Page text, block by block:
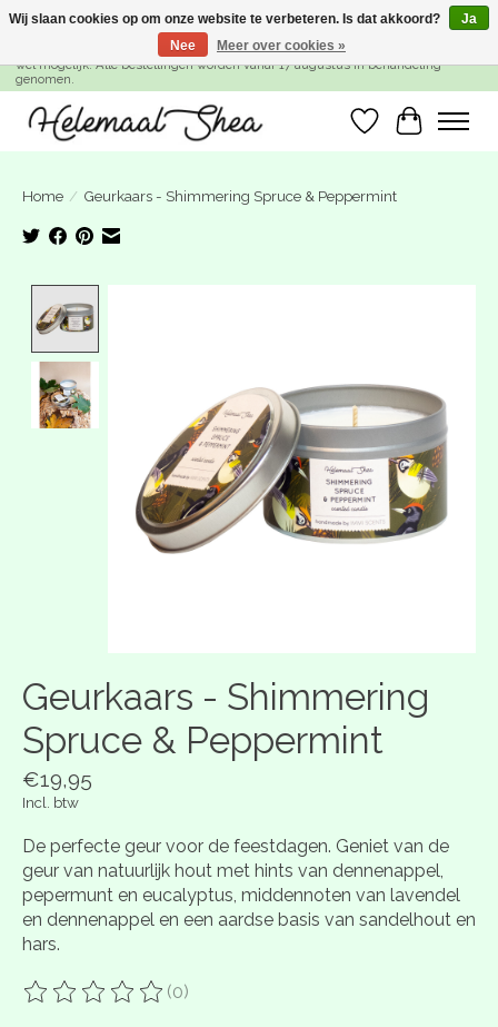
SUMMER BREAK! Wij zijn gesloten van 27 juli t/m 16 augustus. Bestellen is nog
wel mogelijk. Alle bestellingen worden vanaf 17 augustus in behandeling
genomen.
Verlanglijst
Home / Geurkaars - Shimmering Spruce & Peppermint
Geurkaars - Shimmering
Spruce & Peppermint
€19,95
Incl. btw
De perfecte geur voor de feestdagen. Geniet van de
geur van natuurlijk hout met hints van dennenappel,
pepermunt en eucalyptus, middennoten van lavendel
en dennenappel en een aardse basis van sandelhout en
hars.
De beoordeling van dit product is
(0)
Wij slaan cookies op om onze website te verbeteren. Is dat akkoord?
Ja
Nee
Meer over cookies »